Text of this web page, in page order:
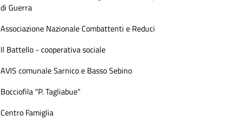
di Guerra
Associazione Nazionale Combattenti e Reduci
Il Battello - cooperativa sociale
AVIS comunale Sarnico e Basso Sebino
Bocciofila "P. Tagliabue"
Centro Famiglia